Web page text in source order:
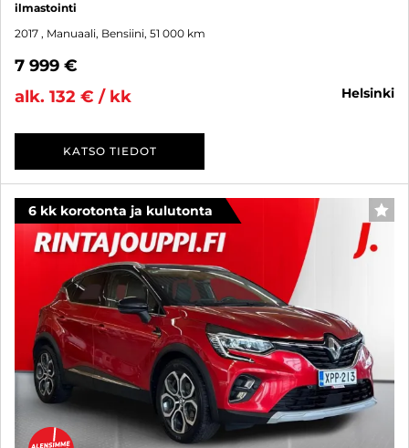
ilmastointi
2017 , Manuaali, Bensiini, 51 000 km
7 999 €
alk. 132 € / kk
helsinki
KATSO TIEDOT
6 kk korotonta ja kulutonta